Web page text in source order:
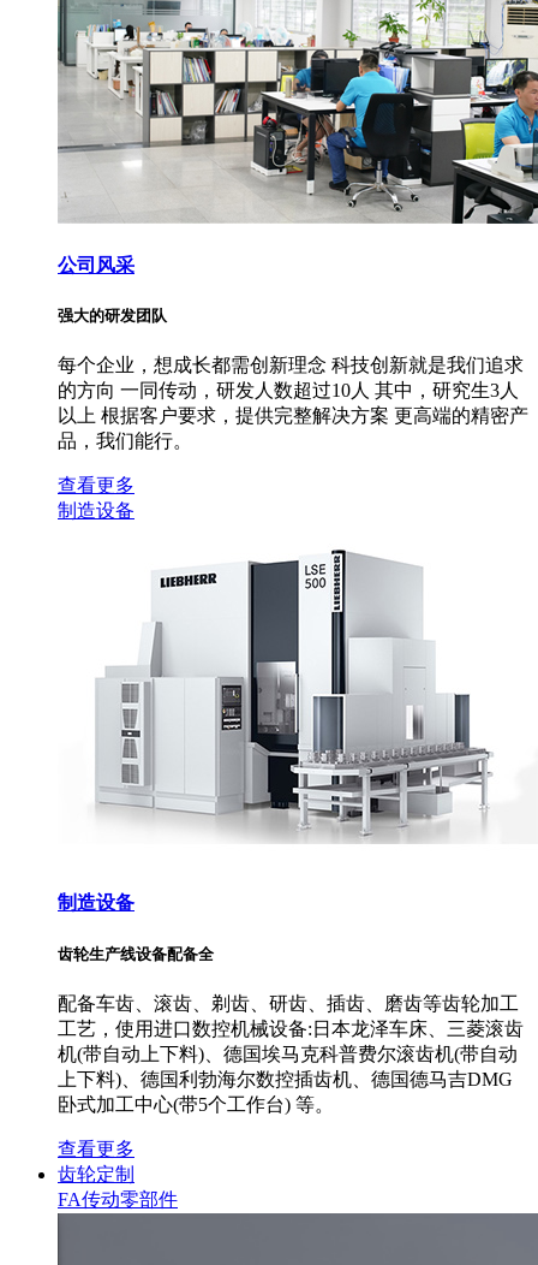
公司风采
强大的研发团队
每个企业，想成长都需创新理念 科技创新就是我们追求
的方向 一同传动，研发人数超过10人 其中，研究生3人
以上 根据客户要求，提供完整解决方案 更高端的精密产
品，我们能行。
查看更多
制造设备
制造设备
齿轮生产线设备配备全
配备车齿、滚齿、剃齿、研齿、插齿、磨齿等齿轮加工
工艺，使用进口数控机械设备:日本龙泽车床、三菱滚齿
机(带自动上下料)、德国埃马克科普费尔滚齿机(带自动
上下料)、德国利勃海尔数控插齿机、德国德马吉DMG
卧式加工中心(带5个工作台) 等。
查看更多
齿轮定制
FA传动零部件